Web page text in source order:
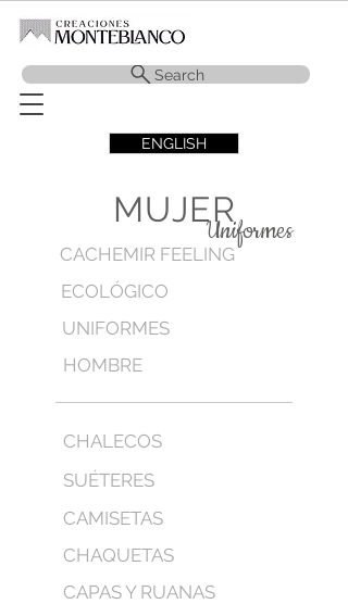
Search
ENGLISH
CACHEMIR FEELING
ECOLÓGICO
HOMBRE
UNIFORMES
MUJER
Uniformes
CHALECOS
SUÉTERES
CAMISETAS
CHAQUETAS
CAPAS Y RUANAS